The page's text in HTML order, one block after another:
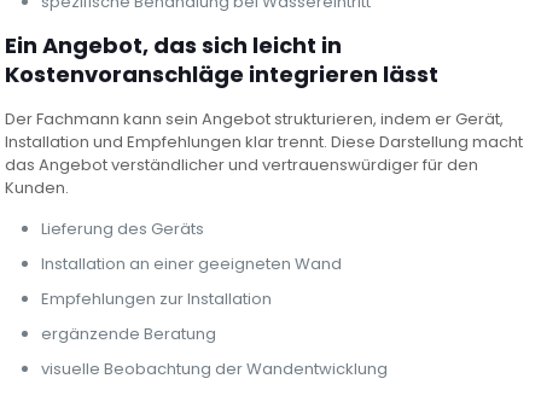
Ein Angebot, das sich leicht in
Kostenvoranschläge integrieren lässt
Der Fachmann kann sein Angebot strukturieren, indem er Gerät,
Installation und Empfehlungen klar trennt. Diese Darstellung macht
das Angebot verständlicher und vertrauenswürdiger für den
Kunden.
Lieferung des Geräts
Installation an einer geeigneten Wand
Empfehlungen zur Installation
ergänzende Beratung
visuelle Beobachtung der Wandentwicklung